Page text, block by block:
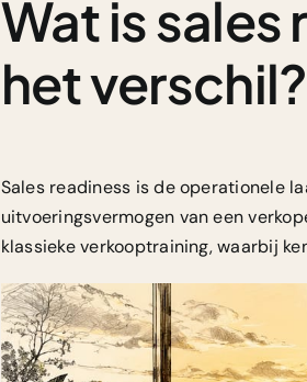
Wat is
het verschil?
Sales readiness is de operationele
uitvoeringsvermogen van een
klassieke verkooptraining, waarbij